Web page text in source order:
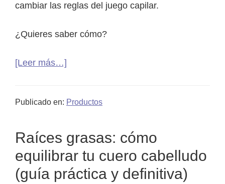
cambiar las reglas del juego capilar.
¿Quieres saber cómo?
[Leer más…]
+
la
alianza
natural
que
Publicado en: Productos
Raíces grasas: cómo
equilibrar tu cuero cabelludo
(guía práctica y definitiva)